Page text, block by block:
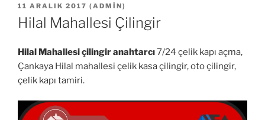
YAYIM
TARIHI
11 ARALIK 2017 ( ADMIN)
Hilal Mahallesi Çilingir
Hilal Mahallesi çilingir anahtarcı7/24 çelik kapı açma,
Çankaya Hilal mahallesi çelik kasa çilingir, oto çilingir,
çelik kapı tamiri.